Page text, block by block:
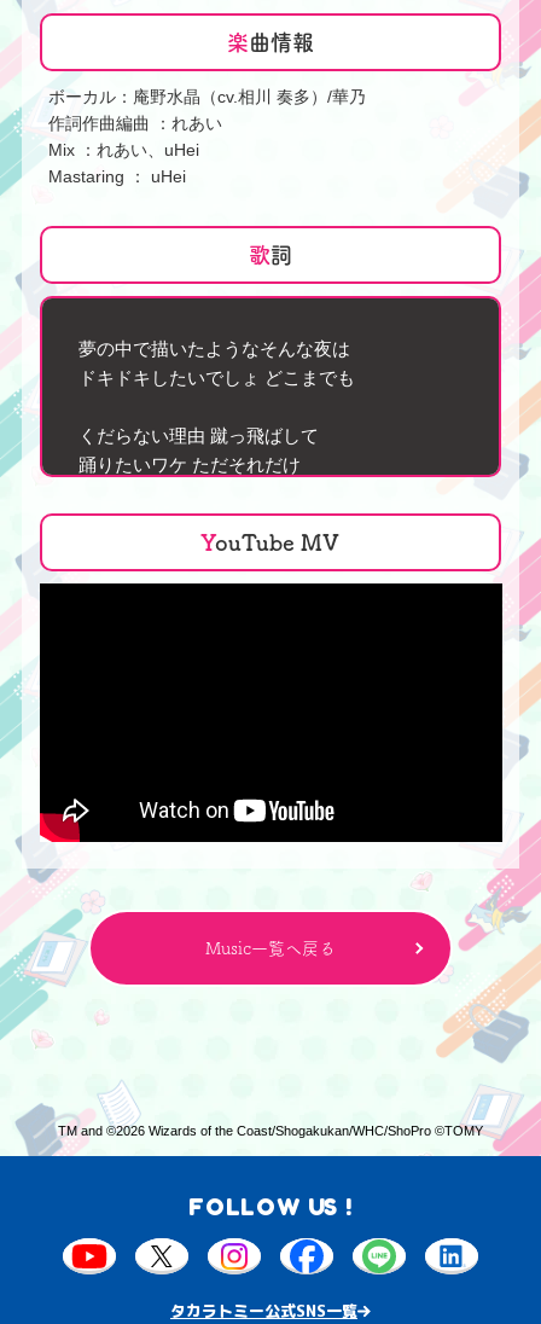
楽曲情報
ボーカル：庵野水晶（cv.相川 奏多）/華乃
作詞作曲編曲 ：れあい
Mix ：れあい、uHei
Mastaring ： uHei
歌詞
夢の中で描いたようなそんな夜は
ドキドキしたいでしょ どこまでも
くだらない理由 蹴っ飛ばして
踊りたいワケ ただそれだけ
爆ぜるようなクラップハンズ
あなたならどっちかって言えば
心臓ハイパー揺らすフラッター
○×□感じたいわ
等身大 愛ロニカ 突き刺して
食らい合いたいわけさ
止まれないわ センチアスターナイト
きっと刹那の奇跡でも
スポットライトはあたしのもの
ドキドキしたい 祈ったVV
ピース重なって 復活のサイン
よりどりみどり折々の光景
悩む余地はない迷いはない
高鳴る音の鳴る方へ
YouTube MV
Music一覧へ戻る
TM and ©2026 Wizards of the Coast/Shogakukan/WHC/ShoPro ©TOMY
FOLLOW US !
タカラトミー公式SNS一覧